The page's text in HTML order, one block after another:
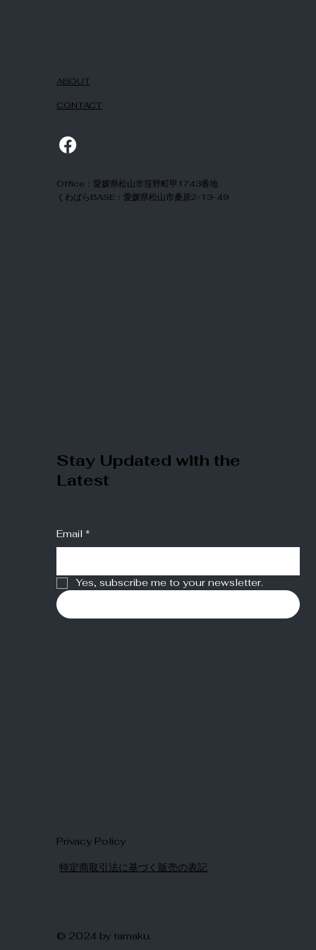
Office：愛媛県松山市窪野町甲1743番地
​くわばらBASE：愛媛県松山市桑原2-13-49
ABOUT
CONTACT
Stay Updated with the
Latest
Email *
Yes, subscribe me to your newsletter.
Privacy Policy
特定商取引法に基づく販売の表記
© 2024 by tamaku.